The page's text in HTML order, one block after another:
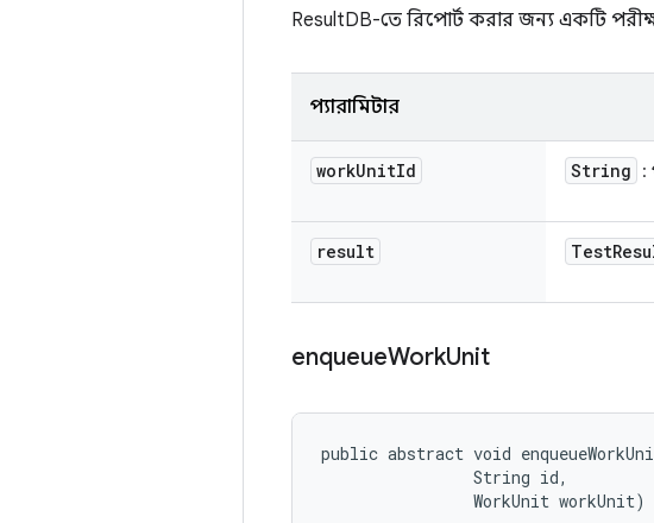
ResultDB-তে রিপোর্ট করার জন্য একটি
প্যারামিটার
workUnitId String :
result Test
enqueueWorkUnit
public abstract void
                String id,
                WorkUnit workUnit)